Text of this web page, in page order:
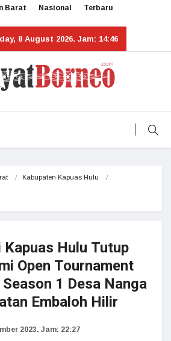
Barat Nasional Terbaru
8 August 2026. Jam: 14:46
Kabupaten Kapuas Hulu
Hulu Tutup
Open Tournament
1 Desa Nanga
Embaloh Hilir
2023. Jam: 22:27